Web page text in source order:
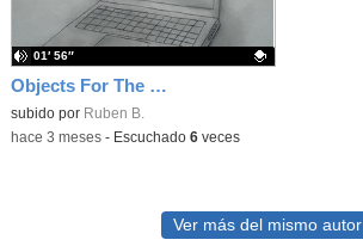
Objects For The Museum: The Laptop
Contenido educativo.
subido por Ruben B.
01′ 56″
-hace 3 meses- Escuchado 6veces
Ver más del mismo autor